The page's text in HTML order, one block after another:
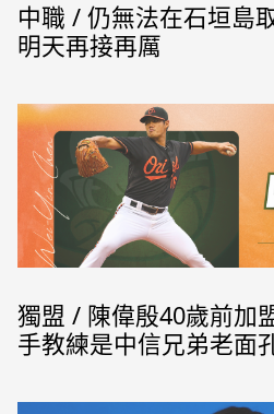
中職 / 仍無法在石垣島
明天再接再厲
獨盟 / 陳偉殷40歲前加
手教練是中信兄弟老面